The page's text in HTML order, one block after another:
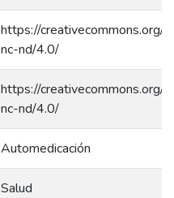
https://creativecommons.org/
nc-nd/4.0/
https://creativecommons.org/
nc-nd/4.0/
Automedicación
Salud